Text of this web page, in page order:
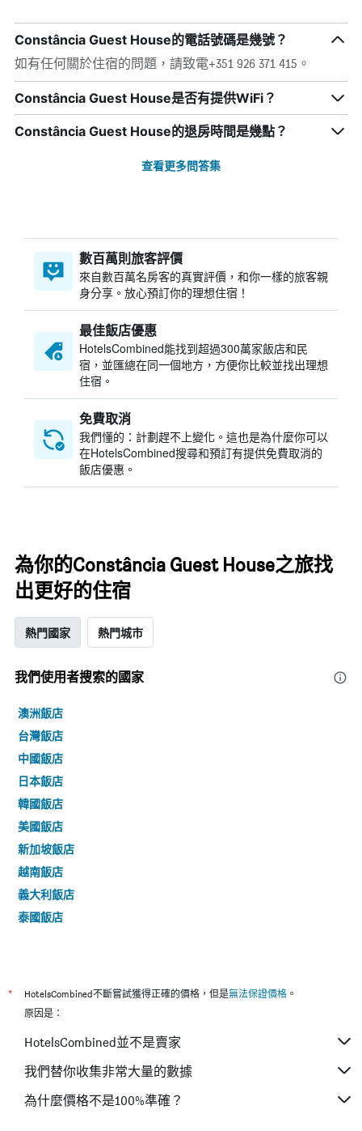
Constância Guest House的電話號碼是幾號？
如有任何關於住宿的問題，請致電+351 926 371 415。
Constância Guest House是否有提供WiFi？
Constância Guest House的退房時間是幾點？
查看更多問答集
數百萬則旅客評價
來自數百萬名房客的真實評價，和你一樣的旅客親
身分享。放心預訂你的理想住宿！
最佳飯店優惠
HotelsCombined​能找到超過300萬家飯店和民
宿，並匯總在同一個地方，方便你比較並找出理想
住宿。
免費取消
我們懂的：計劃趕不上變化。這也是為什麼你可以
在HotelsCombined搜尋和預訂有提供免費取消的
飯店優惠。
為你的Constância Guest House之旅找
出更好的住宿
熱門國家 熱門城市
我們使用者搜索的國家
澳洲飯店
台灣飯店
中國飯店
日本飯店
韓國飯店
美國飯店
新加坡飯店
越南飯店
義大利飯店
泰國飯店
* HotelsCombined不斷嘗試獲得正確的價格，但是無法保證價格 。
原因是：
HotelsCombined並不是賣家
我們替你收集非常大量的數據
為什麼價格不是100%準確？